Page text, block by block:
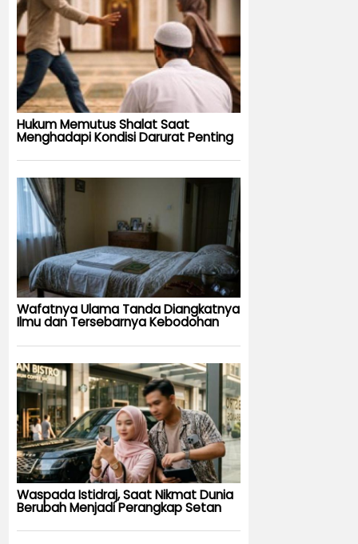
Hukum Memutus Shalat Saat
Menghadapi Kondisi Darurat Penting
Wafatnya Ulama Tanda Diangkatnya
Ilmu dan Tersebarnya Kebodohan
Waspada Istidraj, Saat Nikmat Dunia
Berubah Menjadi Perangkap Setan